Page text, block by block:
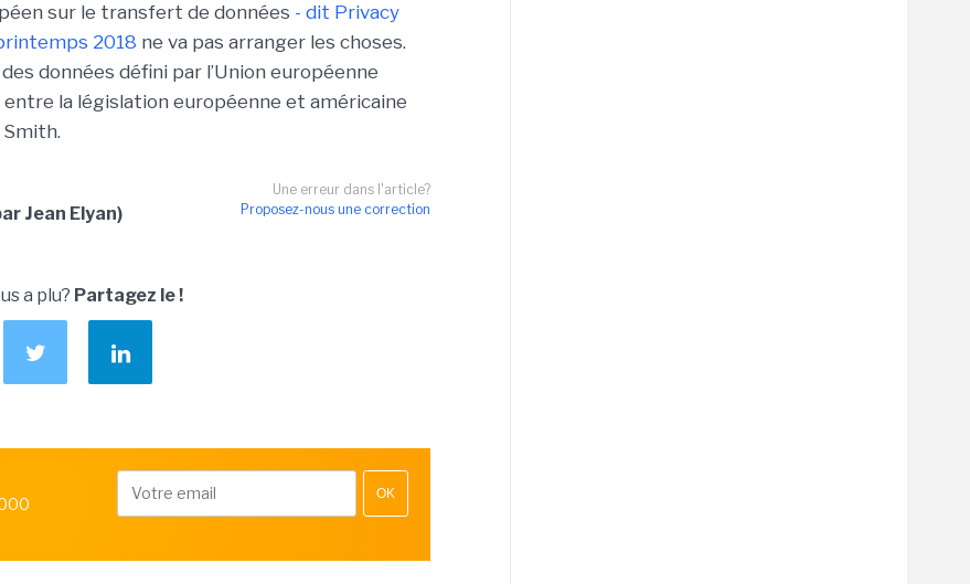
sur le transfert de données - dit Privacy
2018 ne va pas arranger les choses.
données défini par l’Union européenne
la législation européenne et américaine
Smith.
Une erreur dans l'article?
Proposez-nous une correction
Jean Elyan)
a plu? Partagez le !
OK